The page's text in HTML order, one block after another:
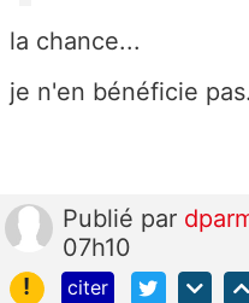
la chance...
je n'en bénéficie
Publié par
07h10
!
citer